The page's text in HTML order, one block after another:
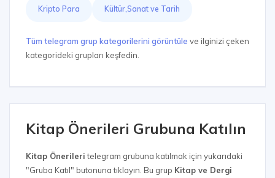
Kripto Para Kültür,Sanat ve Tarih
Tüm telegram grup kategorilerini görüntüle ve ilginizi çeken
kategorideki grupları keşfedin.
Kitap Önerileri Grubuna Katılın
Kitap Önerileritelegram grubuna katılmak için yukarıdaki
"Gruba Katıl" butonuna tıklayın. Bu grup Kitap ve Dergi